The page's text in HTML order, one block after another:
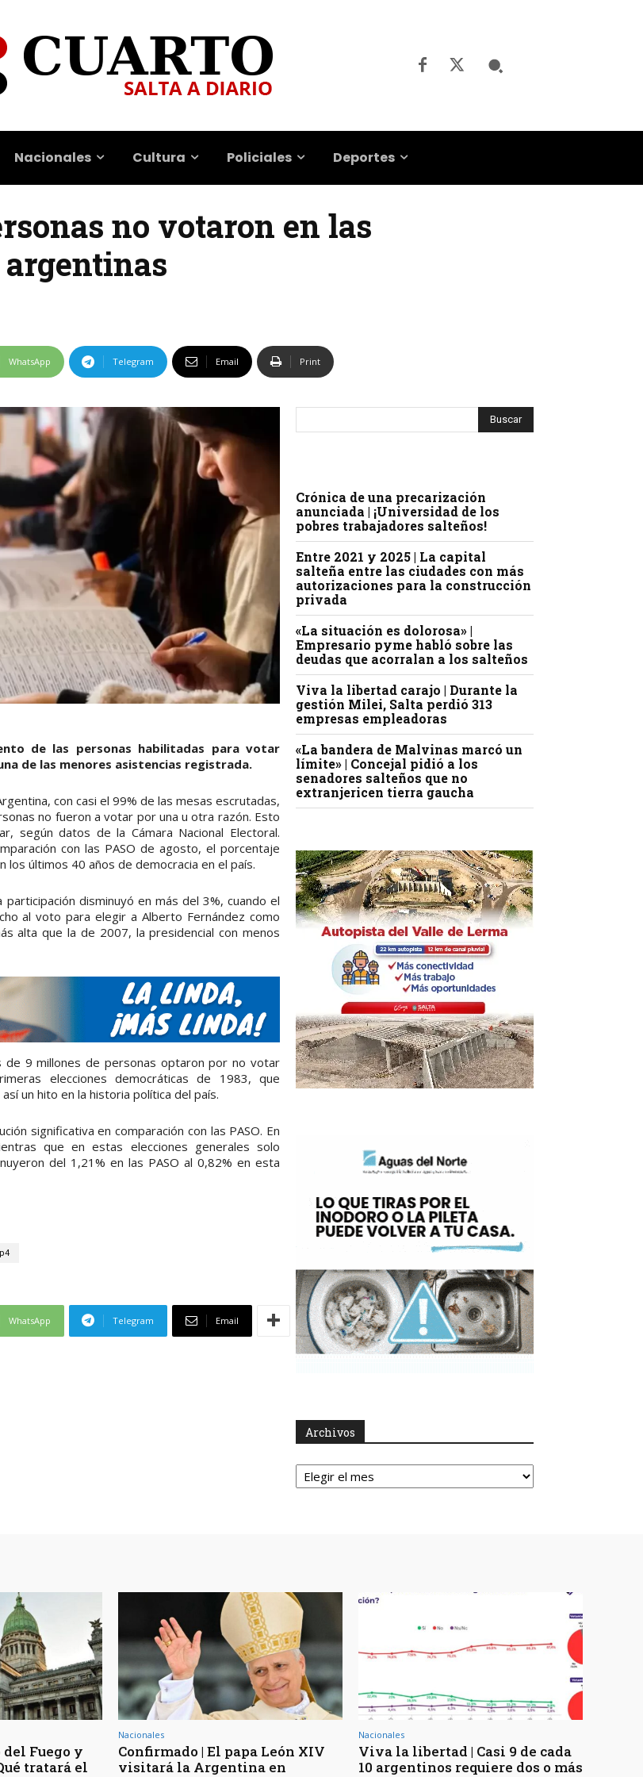
Nacionales Cultura Policiales Deportes
no votaron en las
WhatsApp Telegram Email Print
de las personas habilitadas para votar
de las menores asistencias registrada.
con casi el 99% de las mesas escrutadas,
no fueron a votar por una u otra razón. Esto
según datos de la Cámara Nacional Electoral.
con las PASO de agosto, el porcentaje
últimos 40 años de democracia en el país.
disminuyó en más del 3%, cuando el
al voto para elegir a Alberto Fernández como
alta que la de 2007, la presidencial con menos
9 millones de personas optaron por no votar
elecciones democráticas de 1983, que
un hito en la historia política del país.
significativa en comparación con las PASO. En
que en estas elecciones generales solo
del 1,21% en las PASO al 0,82% en esta
p4
WhatsApp Telegram Email
Crónica de una precarización
anunciada | ¡Universidad de los
pobres trabajadores salteños!
Entre 2021 y 2025 | La capital
salteña entre las ciudades con más
autorizaciones para la construcción
privada
«La situación es dolorosa» |
Empresario pyme habló sobre las
deudas que acorralan a los salteños
Viva la libertad carajo | Durante la
gestión Milei, Salta perdió 313
empresas empleadoras
«La bandera de Malvinas marcó un
límite» | Concejal pidió a los
senadores salteños que no
extranjericen tierra gaucha
Archivos
Archivos
Fuego y
tratará el
Nacionales
Confirmado | El papa León XIV
visitará la Argentina en
Nacionales
Viva la libertad | Casi 9 de cada
10 argentinos requiere dos o más